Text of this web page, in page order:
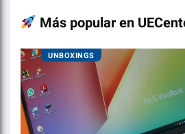
Más popular en
UNBOXINGS